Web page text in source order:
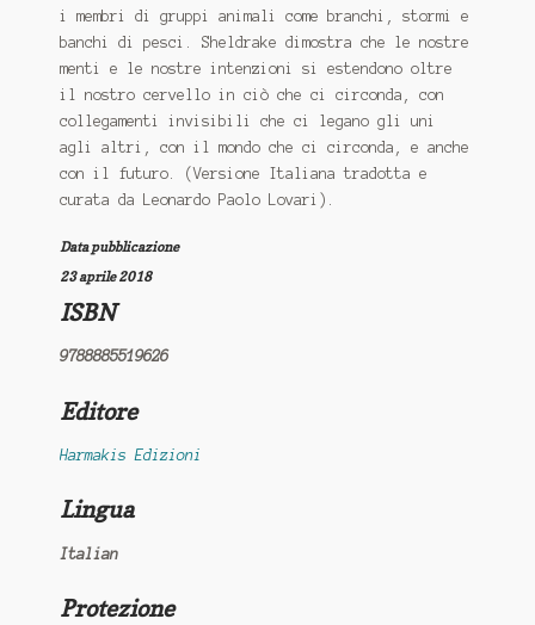
i membri di gruppi animali come branchi, stormi e
banchi di pesci. Sheldrake dimostra che le nostre
menti e le nostre intenzioni si estendono oltre
il nostro cervello in ciò che ci circonda, con
collegamenti invisibili che ci legano gli uni
agli altri, con il mondo che ci circonda, e anche
con il futuro. (Versione Italiana tradotta e
curata da Leonardo Paolo Lovari).
Data pubblicazione
23 aprile 2018
ISBN
9788885519626
Editore
Harmakis Edizioni
Lingua
Italian
Protezione